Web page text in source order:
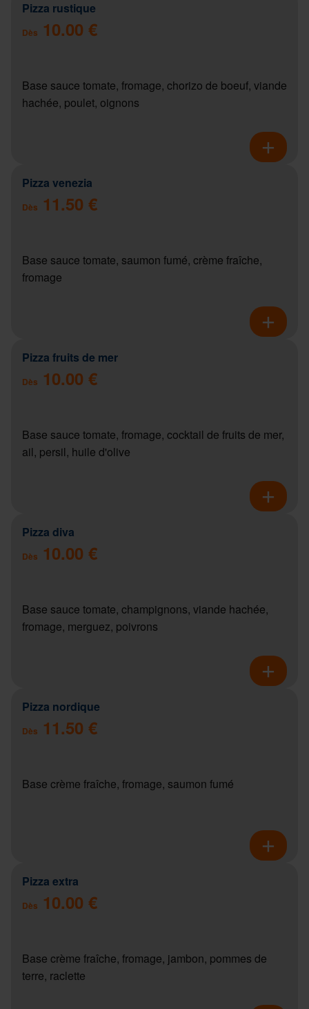
Pizza rustique
Dès 10.00 €
Base sauce tomate, fromage, chorizo de boeuf, viande
hachée, poulet, oignons
Pizza venezia
Dès 11.50 €
Base sauce tomate, saumon fumé, crème fraîche,
fromage
Pizza fruits de mer
Dès 10.00 €
Base sauce tomate, fromage, cocktail de fruits de mer,
ail, persil, huile d'olive
Pizza diva
Dès 10.00 €
Base sauce tomate, champignons, viande hachée,
fromage, merguez, poivrons
Pizza nordique
Dès 11.50 €
Base crème fraîche, fromage, saumon fumé
Pizza extra
Dès 10.00 €
Base crème fraîche, fromage, jambon, pommes de
terre, raclette